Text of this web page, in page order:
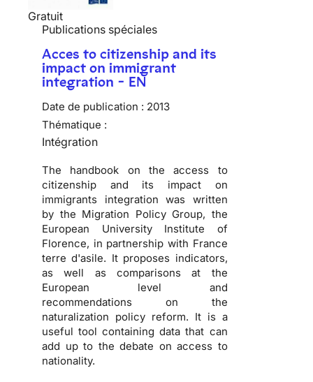
Gratuit
Publications spéciales
Acces to citizenship and its
impact on immigrant
integration - EN
Date de publication : 2013
Thématique :
Intégration
The handbook on the access to
citizenship and its impact on
immigrants integration was written
by the Migration Policy Group, the
European University Institute of
Florence, in partnership with France
terre d'asile. It proposes indicators,
as well as comparisons at the
European level and
recommendations on the
naturalization policy reform. It is a
useful tool containing data that can
add up to the debate on access to
nationality.